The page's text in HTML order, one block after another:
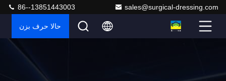
sales@surgical-dressing.com
86--13851443003
حالا حرف بزن